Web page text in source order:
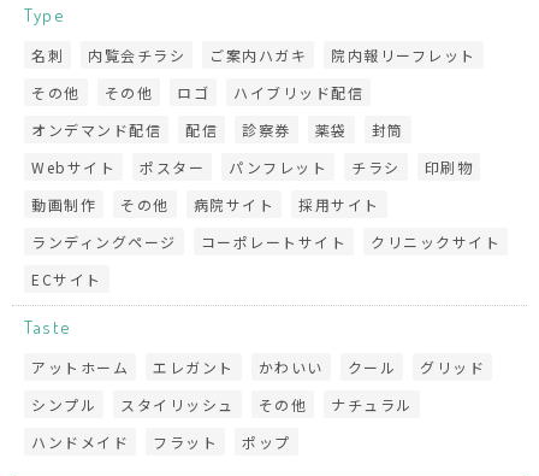
Type
名刺 内覧会チラシ ご案内ハガキ
院内報リーフレット
その他
その他 ロゴ
ハイブリッド配信
オンデマンド配信
配信 診察券 薬袋
封筒
Webサイト
ポスター パンフレット チラシ
印刷物
動画制作
その他 病院サイト
採用サイト
ランディングページ
コーポレートサイト
クリニックサイト
ECサイト
Taste
アットホーム エレガント かわいい クール
グリッド
シンプル
スタイリッシュ その他
ナチュラル
ハンドメイド
フラット ポップ